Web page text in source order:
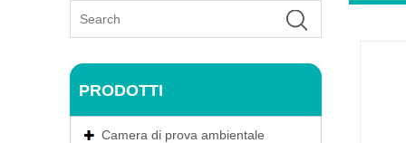
PRODOTTI
Camera di prova ambientale